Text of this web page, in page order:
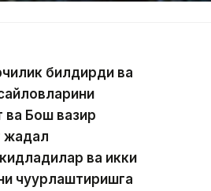
билдирди ва
ва Бош вазир
жадал
ва икки
чуқурлаштиришга